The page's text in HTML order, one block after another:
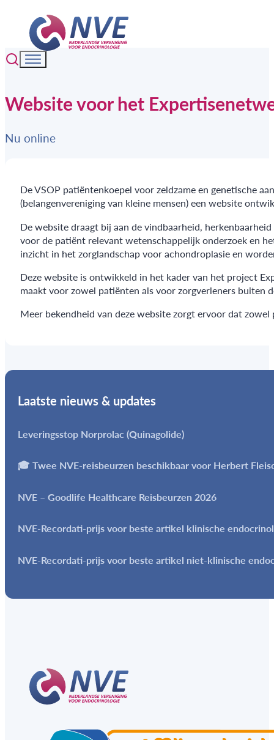
Website voor het
Nu online
De VSOP patiëntenkoepel voor zeldzame en genetische
(belangenvereniging van kleine mensen) een website
De website draagt bij aan de vindbaarheid,
voor de patiënt relevant wetenschappelijk onderzoek en
inzicht in het zorglandschap voor achondroplasie en
Deze website is ontwikkeld in het kader van het project
maakt voor zowel patiënten als voor zorgverleners buiten
Meer bekendheid van deze website zorgt ervoor dat
Laatste nieuws & updates
Leveringsstop Norprolac (Quinagolide)
🎓 Twee NVE-reisbeurzen beschikbaar voor Herbert
NVE – Goodlife Healthcare Reisbeurzen 2026
NVE-Recordati-prijs voor beste artikel klinische
NVE-Recordati-prijs voor beste artikel niet-klinische